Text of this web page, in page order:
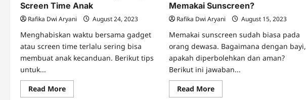
Screen Time Anak
Rafika Dwi Aryani August 24, 2023
Menghabiskan waktu bersama gadget
atau screen time terlalu sering bisa
membuat anak kecanduan. Berikut tips
untuk...
Read MoreRead
more
Memakai Sunscreen?
Rafika Dwi Aryani August 15, 2023
Memakai sunscreen sudah biasa pada
orang dewasa. Bagaimana dengan bayi,
apakah diperbolehkan dan aman?
Berikut ini jawaban...
Read MoreRead
more